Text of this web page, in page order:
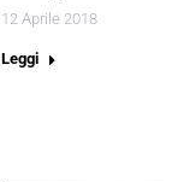
12 Aprile 2018
Leggi